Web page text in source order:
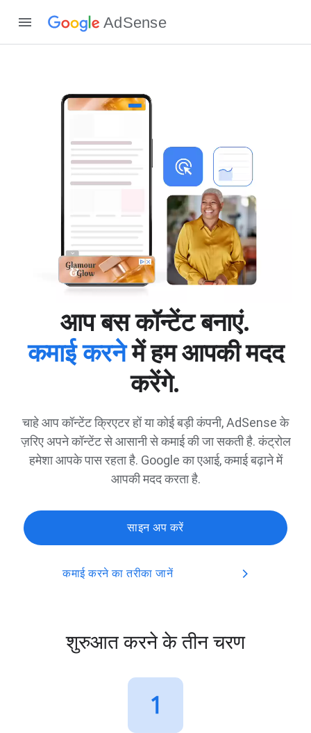
AdSense
आप बस कॉन्टेंट बनाएं.
कमाई करनेमें हम आपकी मदद
करेंगे.
चाहे आप कॉन्टेंट क्रिएटर हों या कोई बड़ी कंपनी, AdSense के
ज़रिए अपने कॉन्टेंट से आसानी से कमाई की जा सकती है. कंट्रोल
हमेशा आपके पास रहता है. Google का एआई, कमाई बढ़ाने में
आपकी मदद करता है.
साइन अप करें
कमाई करने का तरीका जानें
शुरुआत करने के तीन चरण